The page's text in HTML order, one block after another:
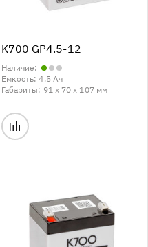
K700 GP4.5-12
Наличие:
Ёмкость:4,5 Ач
Габариты: 91 x 70 x 107 мм